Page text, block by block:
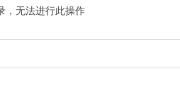
，无法进行此操作